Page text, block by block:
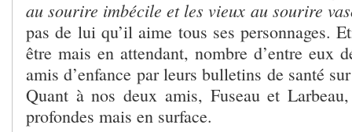
au sourire imbécile et les vieux au sourire
pas de lui qu’il aime tous ses personnages.
être mais en attendant, nombre d’entre eux
amis d’enfance par leurs bulletins de santé
Quant à nos deux amis, Fuseau et
profondes mais en surface.